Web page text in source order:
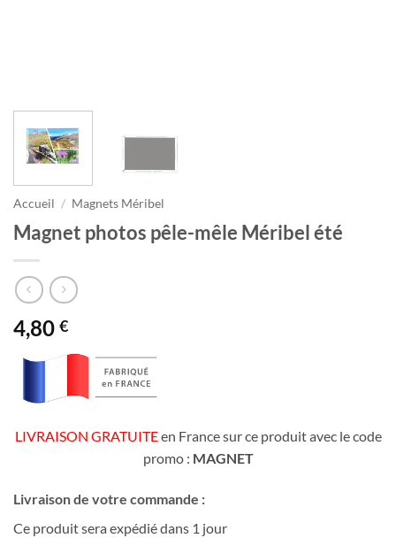
Accueil / Magnets Méribel
Magnet photos pêle-mêle Méribel été
4,80 €
LIVRAISON GRATUITEen France sur ce produit avec le code
promo : MAGNET
Livraison de votre commande :
Ce produit sera expédié dans 1 jour